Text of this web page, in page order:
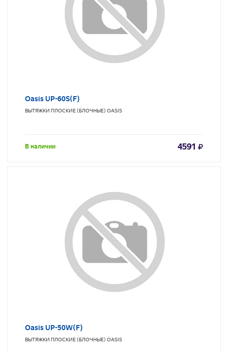
Oasis UP-60S(F)
ВЫТЯЖКИ ПЛОСКИЕ (БЛОЧНЫЕ) OASIS
В наличии 4591
Oasis UP-50W(F)
ВЫТЯЖКИ ПЛОСКИЕ (БЛОЧНЫЕ) OASIS